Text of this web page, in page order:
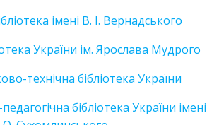
імені В. І. Вернадського
України ім. Ярослава Мудрого
технічна бібліотека України
бібліотека України імені